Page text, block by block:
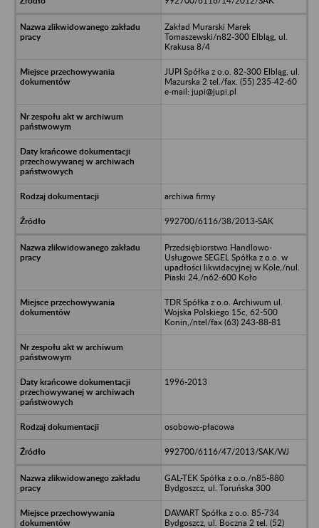
Zakład Murarski Marek
Tomaszewski/n82-300 Elbląg, ul.
Krakusa 8/4
JUPI Spółka z o.o. 82-300 Elbląg, ul.
Mazurska 2 tel./fax. (55) 235-42-60
e-mail: jupi@jupi.pl
archiwa firmy
992700/6116/38/2013-SAK
Przedsiębiorstwo Handlowo-
Usługowe SEGEL Spółka z o.o. w
upadłości likwidacyjnej w Kole,/nul.
Piaski 24,/n62-600 Koło
TDR Spółka z o.o. Archiwum ul.
Wojska Polskiego 15c, 62-500
Konin,/ntel/fax (63) 243-88-81
1996-2013
osobowo-płacowa
992700/6116/47/2013/SAK/WJ
GAL-TEK Spółka z o.o./n85-880
Bydgoszcz, ul. Toruńska 300
DAWART Spółka z o.o. 85-734
Bydgoszcz, ul. Boczna 2 tel. (52)